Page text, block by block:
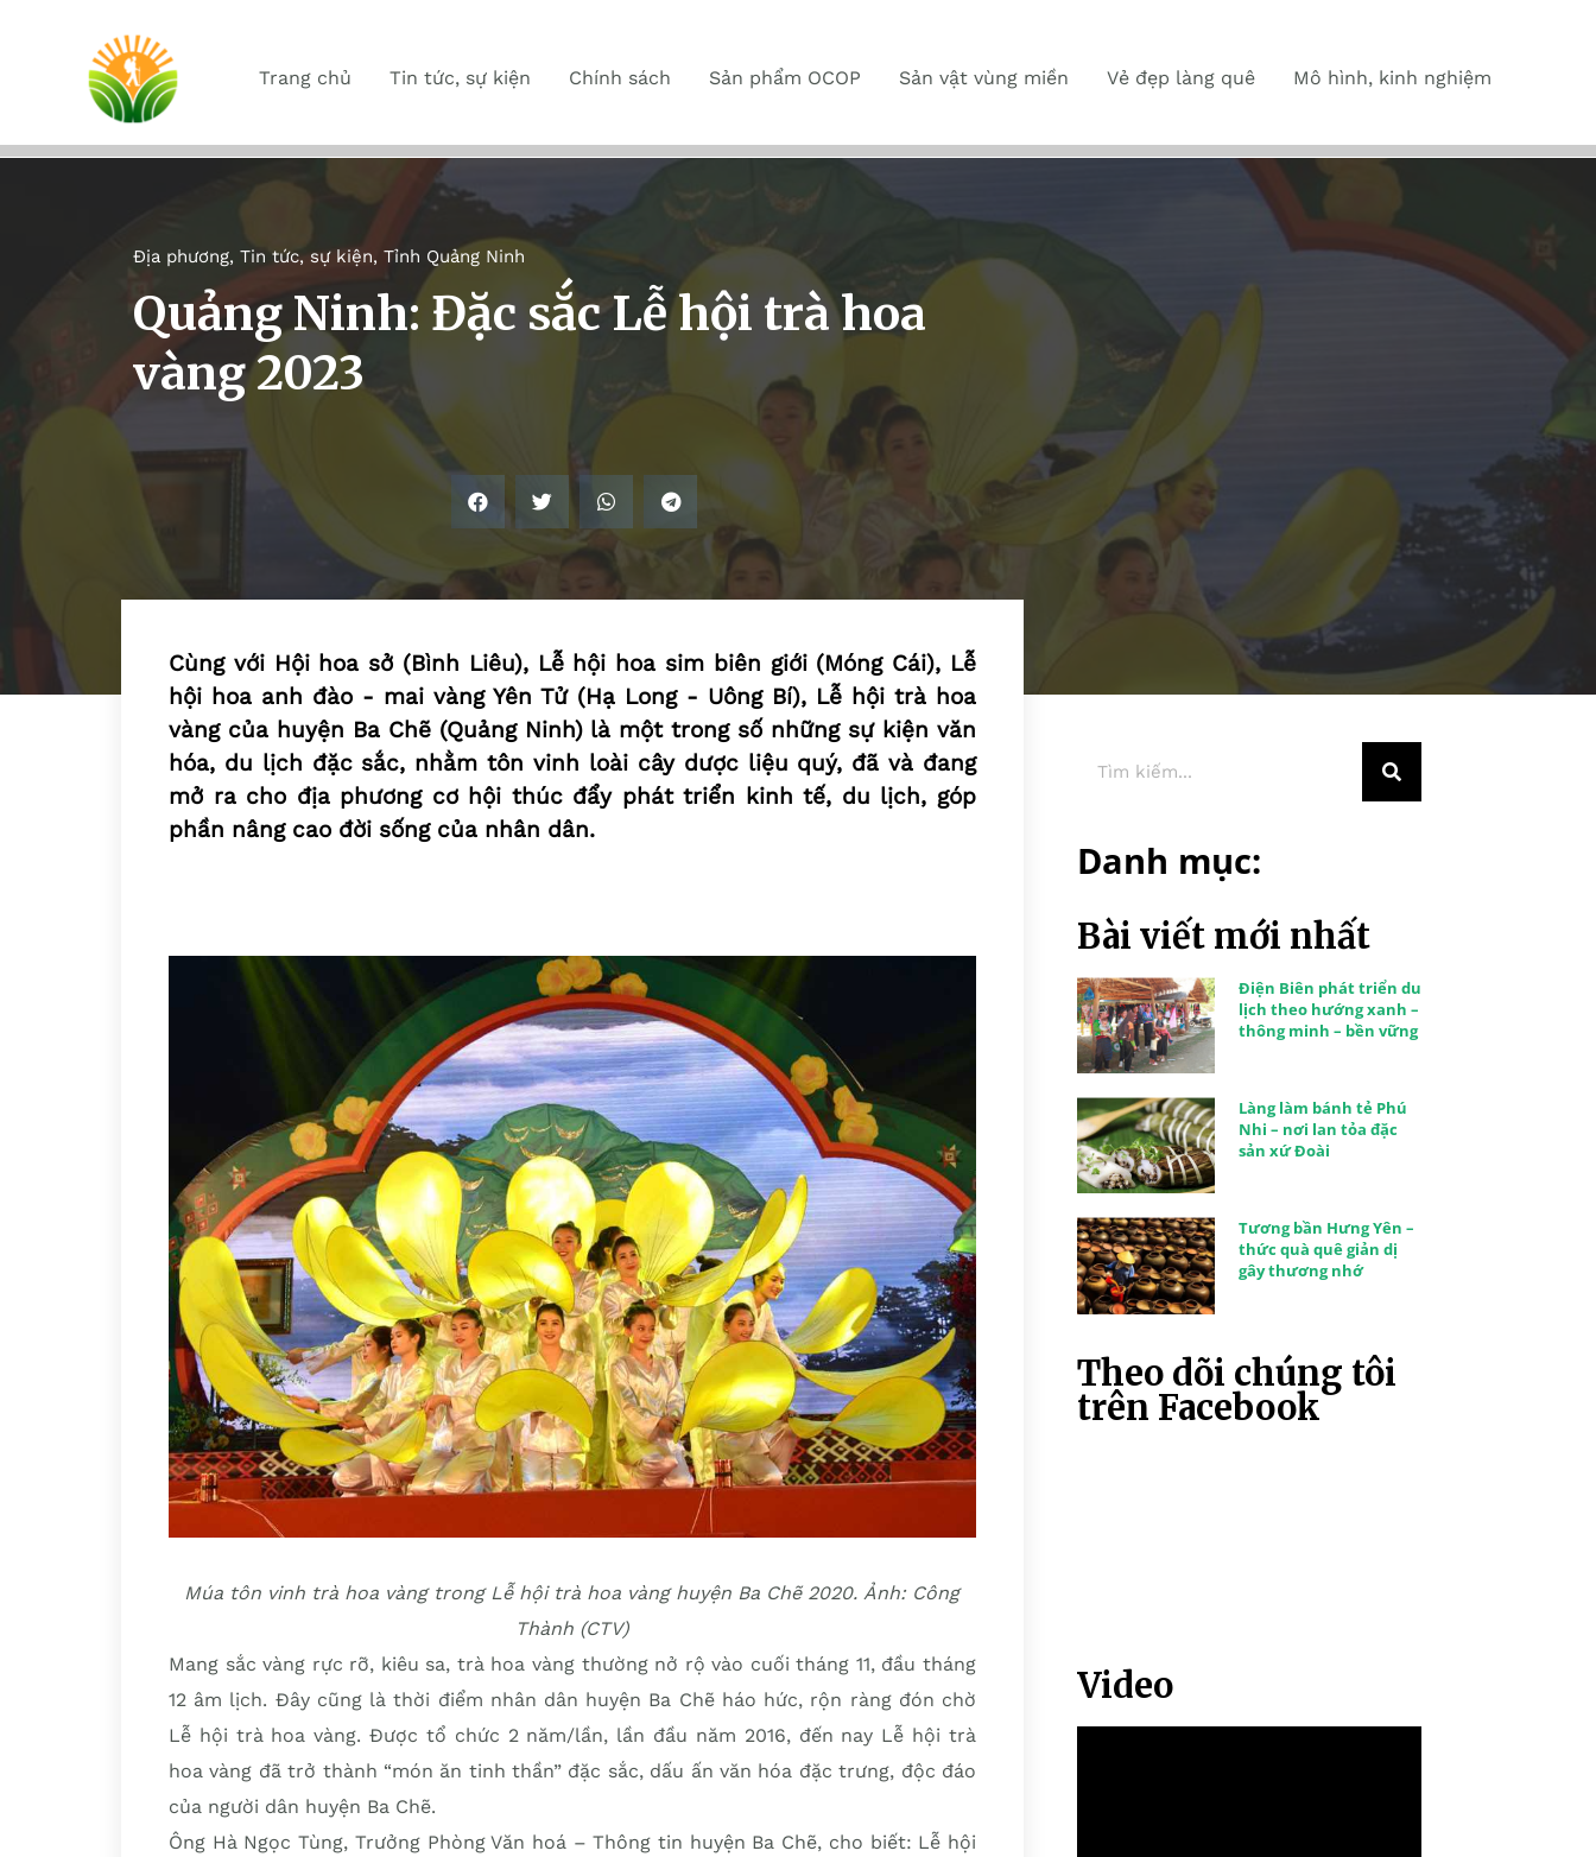
Trang chủ Tin tức, sự kiện Chính sách Sản phẩm OCOP Sản vật vùng miền Vẻ đẹp làng quê Mô hình, kinh nghiệm
Địa phương, Tin tức, sự kiện, Tỉnh Quảng Ninh
Quảng Ninh: Đặc sắc Lễ hội trà hoa
vàng 2023
Cùng với Hội hoa sở (Bình Liêu), Lễ hội hoa sim biên giới (Móng Cái), Lễ
hội hoa anh đào - mai vàng Yên Tử (Hạ Long - Uông Bí), Lễ hội trà hoa
vàng của huyện Ba Chẽ (Quảng Ninh) là một trong số những sự kiện văn
hóa, du lịch đặc sắc, nhằm tôn vinh loài cây dược liệu quý, đã và đang
mở ra cho địa phương cơ hội thúc đẩy phát triển kinh tế, du lịch, góp
phần nâng cao đời sống của nhân dân.
Múa tôn vinh trà hoa vàng trong Lễ hội trà hoa vàng huyện Ba Chẽ 2020. Ảnh: Công
Thành (CTV)
Mang sắc vàng rực rỡ, kiêu sa, trà hoa vàng thường nở rộ vào cuối tháng 11, đầu tháng
12 âm lịch. Đây cũng là thời điểm nhân dân huyện Ba Chẽ háo hức, rộn ràng đón chờ
Lễ hội trà hoa vàng. Được tổ chức 2 năm/lần, lần đầu năm 2016, đến nay Lễ hội trà
hoa vàng đã trở thành “món ăn tinh thần” đặc sắc, dấu ấn văn hóa đặc trưng, độc đáo
của người dân huyện Ba Chẽ.
Ông Hà Ngọc Tùng, Trưởng Phòng Văn hoá – Thông tin huyện Ba Chẽ, cho biết: Lễ hội
Danh mục:
Bài viết mới nhất
Điện Biên phát triển du
lịch theo hướng xanh –
thông minh – bền vững
Làng làm bánh tẻ Phú
Nhi – nơi lan tỏa đặc
sản xứ Đoài
Tương bần Hưng Yên –
thức quà quê giản dị
gây thương nhớ
Theo dõi chúng tôi
trên Facebook
Video